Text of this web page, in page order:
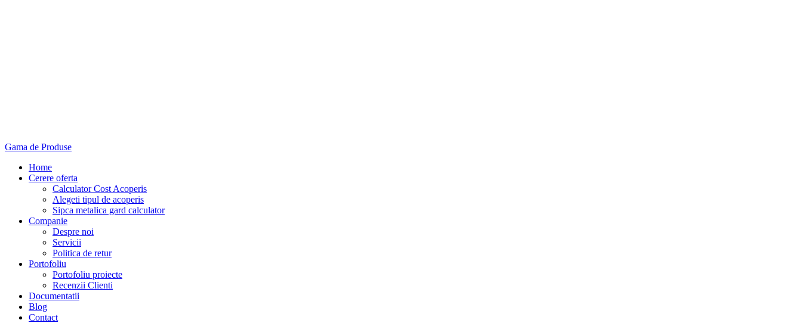
Gama de Produse
Home
Cerere oferta
Calculator Cost Acoperis
Alegeti tipul de acoperis
Sipca metalica gard calculator
Companie
Despre noi
Servicii
Politica de retur
Portofoliu
Portofoliu proiecte
Recenzii Clienti
Documentatii
Blog
Contact